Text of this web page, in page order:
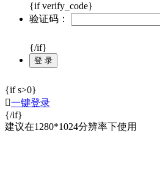
{if verify_code}
验证码：
{/if}
{if s>0}
一键登录
{/if}
建议在1280*1024分辨率下使用